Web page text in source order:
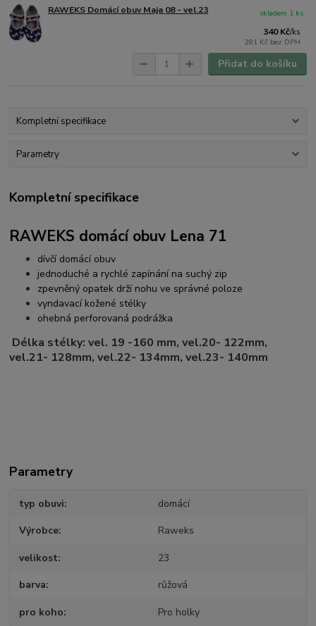
RAWEKS Domácí obuv Maja 08 - vel.23
340 Kč/ks
281 Kč bez DPH
skladem 1 ks
Přidat do košíku
Kompletní specifikace
Parametry
Kompletní specifikace
RAWEKS domácí obuv Lena 71
dívčí domácí obuv
jednoduché a rychlé zapínání na suchý zip
zpevněný opatek drží nohu ve správné poloze
vyndavací kožené stélky
ohebná perforovaná podrážka
Délka stélky: vel. 19 -160 mm, vel.20- 122mm,
vel.21- 128mm, vel.22- 134mm, vel.23- 140mm
Parametry
typ obuvi domácí
Výrobce Raweks
velikost 23
barva růžová
pro koho Pro holky